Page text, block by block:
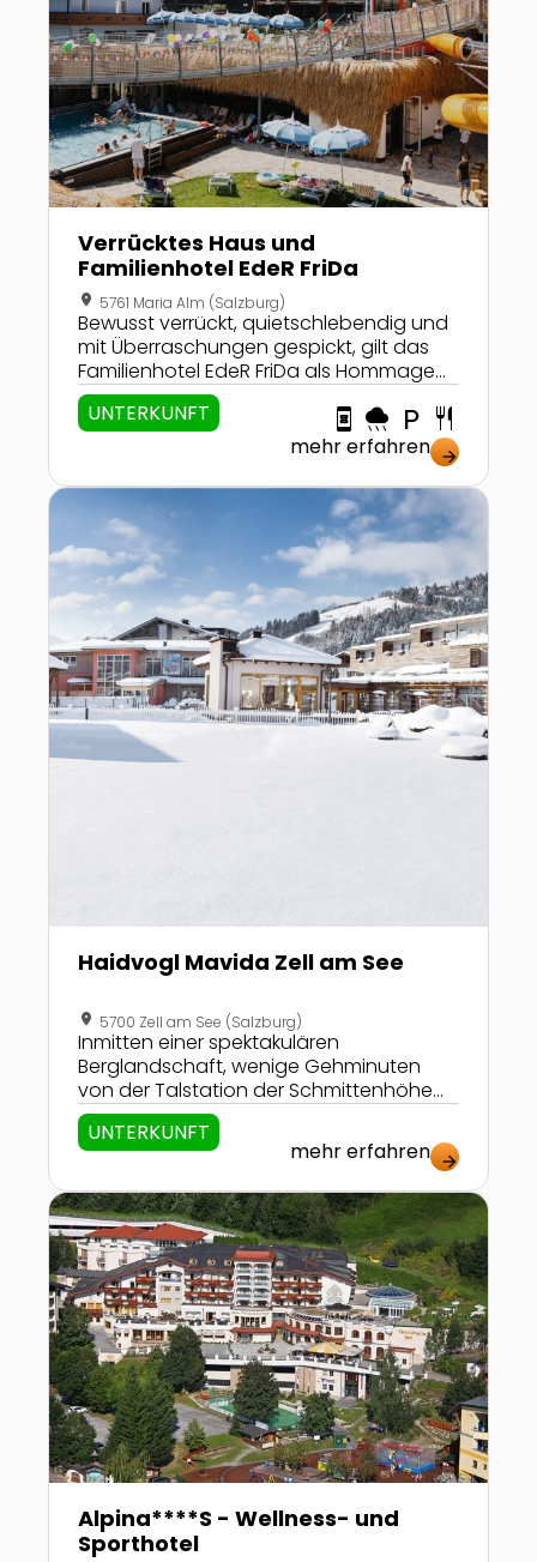
Verrücktes Haus und
Familienhotel EdeR FriDa
location_on 5761 Maria Alm (Salzburg)
Bewusst verrückt, quietschlebendig und
mit Überraschungen gespickt, gilt das
Familienhotel EdeR FriDa als Hommage
an alle kleinen und großen Kinder.
Mittendrin in Maria Alm gelegen,
entscheiden sich Familien hier zwischen
sieben einzigartigen Zimmerkategorien,
profitieren von vielfältigen
kindgerechten Angeboten und haben
obendrein den größten
Abenteuerspielplatz, die Region
Hochkönig, direkt vor der Haustüre.
UNTERKUNFT book_online rainy local_parking restaurant
mehr erfahren arrow_forward
Zur Detailseite von Haidvogl Mavida Zell am See
Haidvogl Mavida Zell am See
location_on 5700 Zell am See (Salzburg)
Inmitten einer spektakulären
Berglandschaft, wenige Gehminuten
von der Talstation der Schmittenhöhe
und unweit des kristallklaren Zeller Sees
entfernt, wurde mit dem KINDERHOTEL Zell
am See ein besonderer Ort für
anspruchsvolle und lebensfrohe Familien
geschaffen.
UNTERKUNFT
mehr erfahren arrow_forward
Zur Detailseite von Alpina****S - Wellness- und
Alpina****S - Wellness- und
Sporthotel